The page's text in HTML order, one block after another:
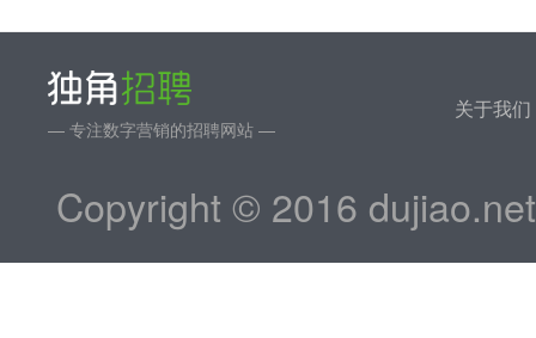
— 专注数字营销的招聘网站 —
关于我们
Copyright © 2016